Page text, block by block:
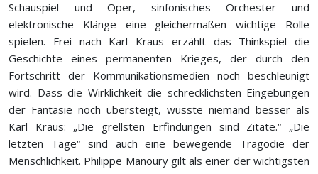
Schauspiel und Oper, sinfonisches Orchester und
elektronische Klänge eine gleichermaßen wichtige Rolle
spielen. Frei nach Karl Kraus erzählt das Thinkspiel die
Geschichte eines permanenten Krieges, der durch den
Fortschritt der Kommunikationsmedien noch beschleunigt
wird. Dass die Wirklichkeit die schrecklichsten Eingebungen
der Fantasie noch übersteigt, wusste niemand besser als
Karl Kraus: „Die grellsten Erfindungen sind Zitate.“ „Die
letzten Tage“ sind auch eine bewegende Tragödie der
Menschlichkeit. Philippe Manoury gilt als einer der wichtigsten